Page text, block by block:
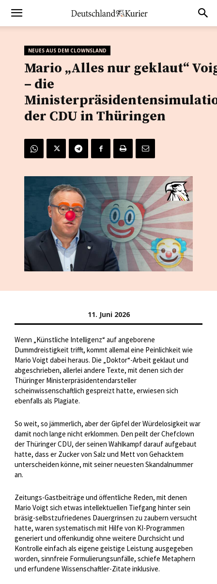
NEUES AUS DEM CLOWNSLAND
Mario „Alles nur geklaut“
– die
der CDU in Thüringen
11. Juni 2026
Wenn „Künstliche Intelligenz“ auf angeborene
Dummdreistigkeit trifft, kommt allemal eine Peinlichkeit wie
Mario Voigt dabei heraus. Die „Doktor“-Arbeit geklaut und
abgeschrieben, allerlei andere Texte, mit denen sich der
Thüringer Ministerpräsidentendarsteller
scheinwissenschaftlich gespreizt hatte, erwiesen sich
ebenfalls als Plagiate.
So weit, so jämmerlich, aber der Gipfel der Würdelosigkeit war
damit noch lange nicht erklommen. Den peilt der Chefclown
der Thüringer CDU, der seinen Wahlkampf darauf aufgebaut
hatte, dass er Zucker von Salz und Mett von Gehacktem
unterscheiden könne, mit seiner neuesten Skandalnummer
an.
Zeitungs-Gastbeiträge und öffentliche Reden, mit denen
Mario Voigt sich etwas intellektuellen Tiefgang hinter sein
bräsig-selbstzufriedenes Dauergrinsen zu zaubern versucht
hatte, waren systematisch mit Hilfe von KI-Programmen
generiert und offenkundig ohne weitere Durchsicht und
Kontrolle einfach als eigene geistige Leistung ausgegeben
worden, sinnfreie Formulierungsunfälle, schiefe Metaphern
und erfundene Wissenschaftler-Zitate inklusive.